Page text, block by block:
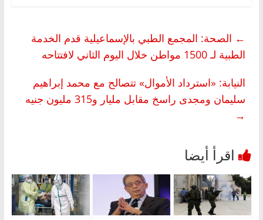
← الصحة: المجمع الطبي بالإسماعيلية قدم الخدمة
الطبية لـ 1500 مواطن خلال اليوم الثاني لافتتاحه
النيابة: «استرداد الأموال» تتصالح مع محمد إبراهيم
سليمان ومجدى راسخ مقابل مليار و315 مليون جنيه
→